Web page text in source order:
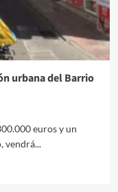
urbana del Barrio
euros y un
vendrá...